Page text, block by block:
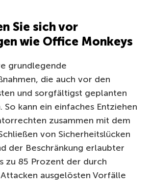
Sie sich vor
wie Office Monkeys
grundlegende
die auch vor den
und sorgfältigst geplanten
So kann ein einfaches Entziehen
zusammen mit dem
von Sicherheitslücken
der Beschränkung erlaubter
zu 85 Prozent der durch
ausgelösten Vorfälle